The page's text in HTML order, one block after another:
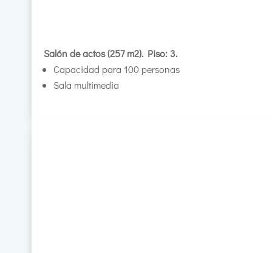
Salón de actos (257 m2). Piso: 3.
Capacidad para 100 personas
Sala multimedia